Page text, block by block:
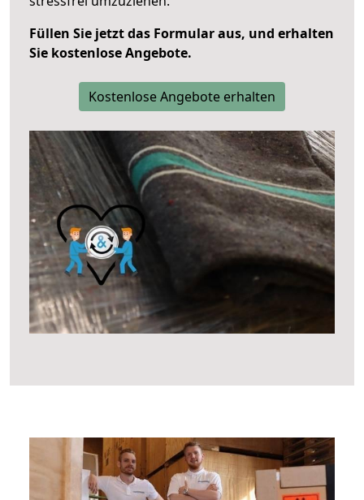
Füllen Sie jetzt das Formular aus, und erhalten
Sie kostenlose Angebote.
Kostenlose Angebote erhalten